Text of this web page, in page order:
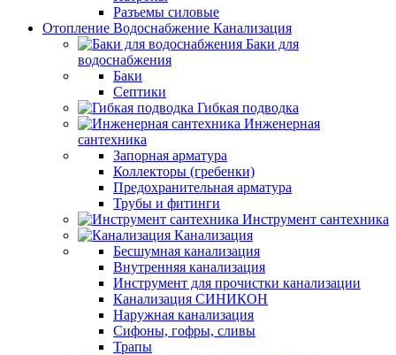
Разъемы силовые
Отопление Водоснабжение Канализация
Баки для
водоснабжения
Баки
Септики
Гибкая подводка
Инженерная
сантехника
Запорная арматура
Коллекторы (гребенки)
Предохранительная арматура
Трубы и фитинги
Инструмент сантехника
Канализация
Бесшумная канализация
Внутренняя канализация
Инструмент для прочистки канализации
Канализация СИНИКОН
Наружная канализация
Сифоны, гофры, сливы
Трапы